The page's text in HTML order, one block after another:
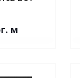
г. м